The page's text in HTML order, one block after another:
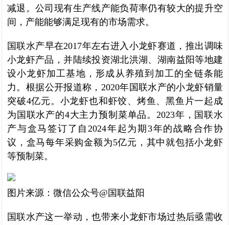
减退。公司现有生产线产能负荷率仍有较大的提升空
间，产能能够满足现有的市场需求。
国联水产早在2017年左右进入小龙虾赛道，推出调味
小龙虾产品，并陆续投资湖北洪湖、湖南益阳等地建
设小龙虾加工基地，形成从养殖到加工的全链条能
力。根据公开报道称，2020年国联水产的小龙虾销量
突破4亿元。小龙虾也和虾饺、烤鱼、黑鱼片一起成
为国联水产的4大主力预制菜单品。2023年，国联水
产与盒马签订了自2024年起为期3年的战略合作协
议，盒马每年采购金额为5亿元，其中就包括小龙虾
等预制菜。
图片来源：微信公众号@国联益阳
国联水产这一举动，也带来小龙虾市场过热后亟需收